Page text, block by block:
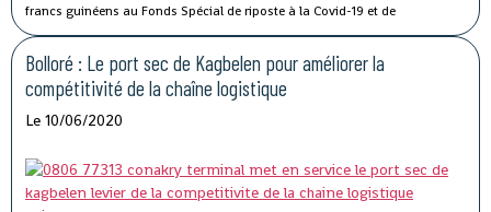
francs guinéens au Fonds Spécial de riposte à la Covid-19 et de
stabilisation économique de la Guinée.
Bolloré : Le port sec de Kagbelen pour améliorer la
compétitivité de la chaîne logistique
Le 10/06/2020